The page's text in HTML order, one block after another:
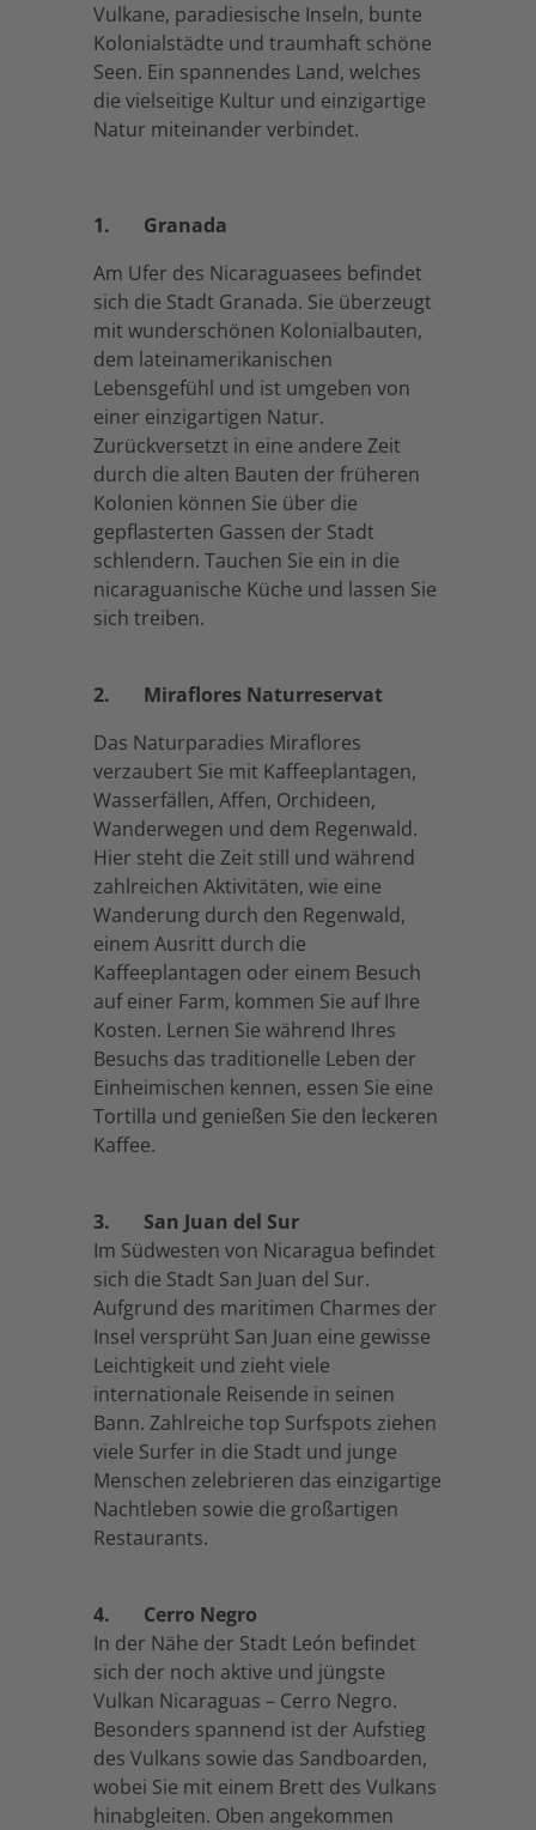
Vulkane, paradiesische Inseln, bunte
Kolonialstädte und traumhaft schöne
Seen. Ein spannendes Land, welches
die vielseitige Kultur und einzigartige
Natur miteinander verbindet.
1. Granada
Am Ufer des Nicaraguasees befindet
sich die Stadt Granada. Sie überzeugt
mit wunderschönen Kolonialbauten,
dem lateinamerikanischen
Lebensgefühl und ist umgeben von
einer einzigartigen Natur.
Zurückversetzt in eine andere Zeit
durch die alten Bauten der früheren
Kolonien können Sie über die
gepflasterten Gassen der Stadt
schlendern. Tauchen Sie ein in die
nicaraguanische Küche und lassen Sie
sich treiben.
2. Miraflores Naturreservat
Das Naturparadies Miraflores
verzaubert Sie mit Kaffeeplantagen,
Wasserfällen, Affen, Orchideen,
Wanderwegen und dem Regenwald.
Hier steht die Zeit still und während
zahlreichen Aktivitäten, wie eine
Wanderung durch den Regenwald,
einem Ausritt durch die
Kaffeeplantagen oder einem Besuch
auf einer Farm, kommen Sie auf Ihre
Kosten. Lernen Sie während Ihres
Besuchs das traditionelle Leben der
Einheimischen kennen, essen Sie eine
Tortilla und genießen Sie den leckeren
Kaffee.
3. San Juan del Sur
Im Südwesten von Nicaragua befindet
sich die Stadt San Juan del Sur.
Aufgrund des maritimen Charmes der
Insel versprüht San Juan eine gewisse
Leichtigkeit und zieht viele
internationale Reisende in seinen
Bann. Zahlreiche top Surfspots ziehen
viele Surfer in die Stadt und junge
Menschen zelebrieren das einzigartige
Nachtleben sowie die großartigen
Restaurants.
4. Cerro Negro
In der Nähe der Stadt León befindet
sich der noch aktive und jüngste
Vulkan Nicaraguas – Cerro Negro.
Besonders spannend ist der Aufstieg
des Vulkans sowie das Sandboarden,
wobei Sie mit einem Brett des Vulkans
hinabgleiten. Oben angekommen